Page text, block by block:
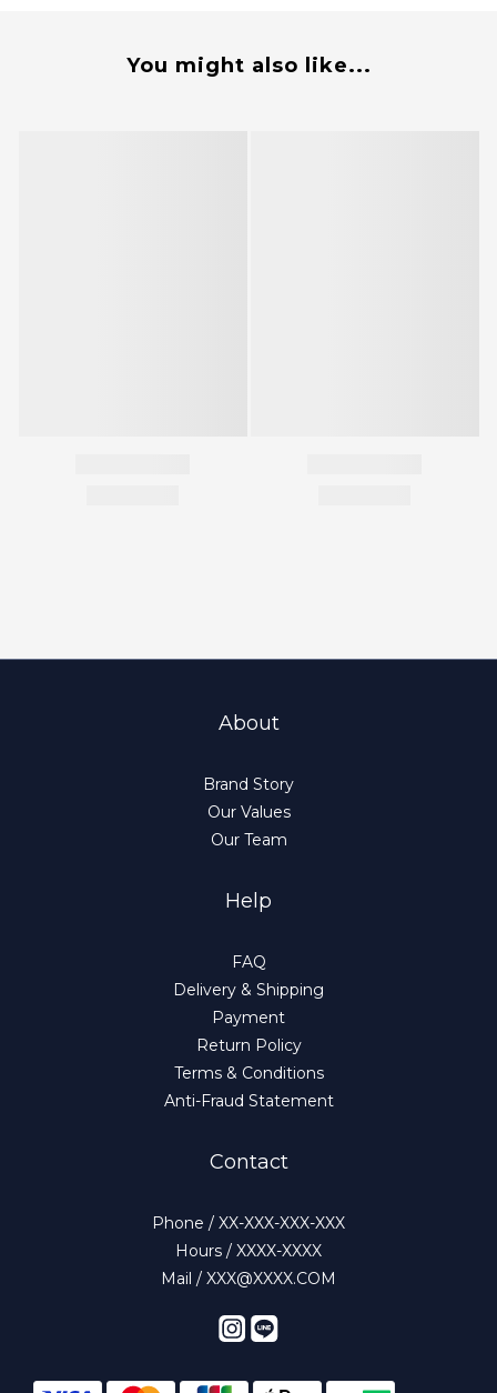
You might also like...
About
Brand Story
Our Values
Our Team
Help
FAQ
Delivery & Shipping
Payment
Return Policy
Terms & Conditions
Anti-Fraud Statement
Contact
Phone / XX-XXX-XXX-XXX
Hours / XXXX-XXXX
Mail / XXX@XXXX.COM